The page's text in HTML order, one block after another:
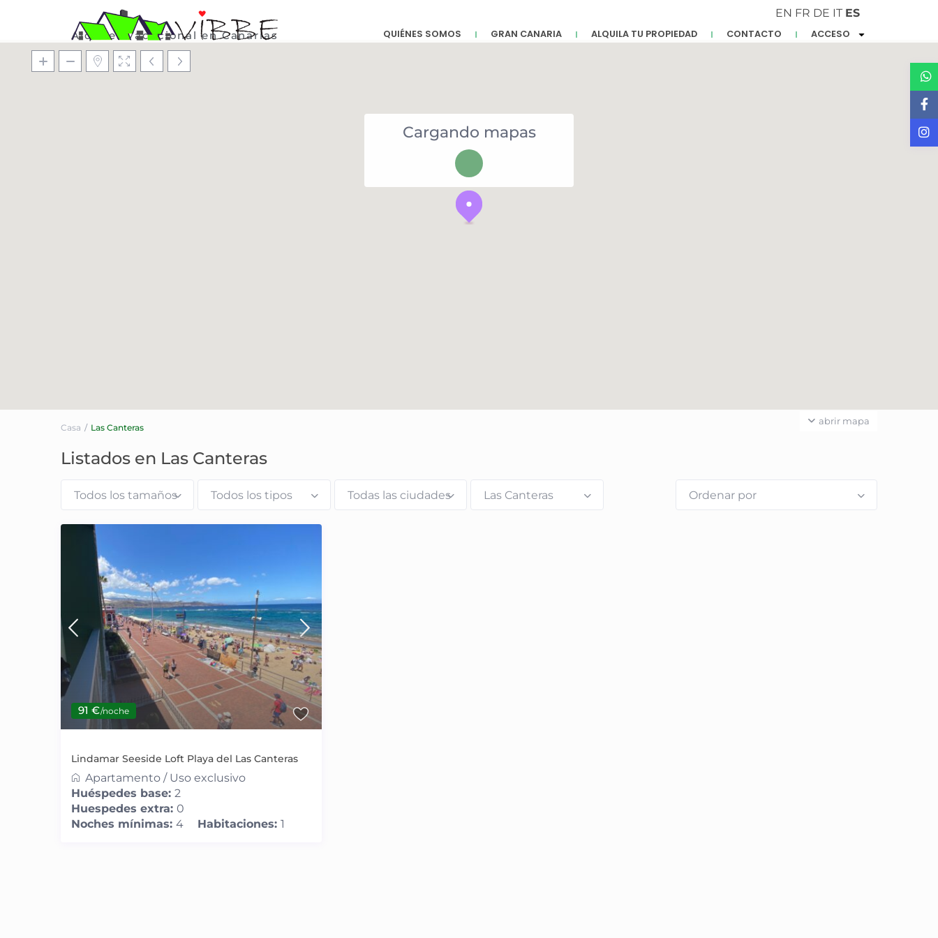
Alquiler Vacacional en Canarias
EN FR DE IT ES
QUIÉNES SOMOS GRAN CANARIA ALQUILA TU PROPIEDAD CONTACTO ACCESO
Cargando mapas
abrir mapa
Casa Las Canteras
Listados en Las Canteras
Todos los tamaños Todos los tipos Todas las ciudades Las Canteras Ordenar por
91 €/noche
Lindamar Seeside Loft Playa del Las Canteras
Apartamento / Uso exclusivo
Huéspedes base: 2
Huespedes extra: 0
Noches mínimas: 4 Habitaciones: 1